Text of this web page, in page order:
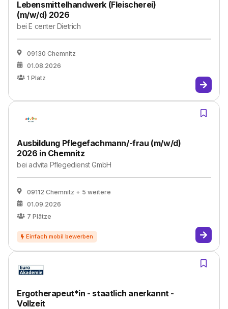
Lebensmittelhandwerk (Fleischerei)
(m/w/d) 2026
beiE center Dietrich
09130 Chemnitz
01.08.2026
1 Platz
Ausbildung Pflegefachmann/-frau (m/w/d)
2026 in Chemnitz
beiadvita Pflegedienst GmbH
09112 Chemnitz + 5 weitere
01.09.2026
7 Plätze
Ergotherapeut*in - staatlich anerkannt -
Vollzeit